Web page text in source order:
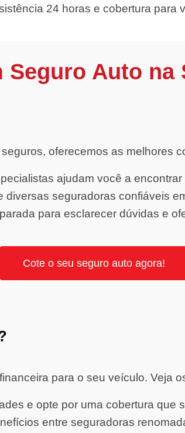
24 horas e cobertura para
Auto na
oferecemos as melhores
ajudam você a
diversas seguradoras confiáveis
para esclarecer dúvidas e
Cote o seu seguro auto agora!
para o seu veículo. Veja
e opte por uma cobertura que
entre seguradoras